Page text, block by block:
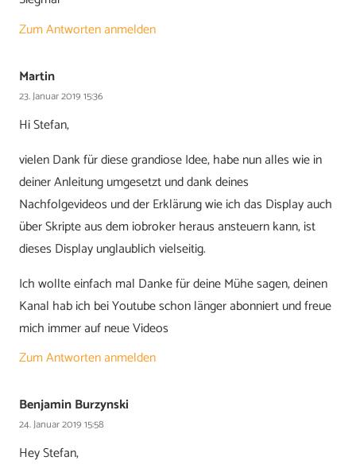
Zum Antworten anmelden
Martin
23. Januar 2019 15:36
Hi Stefan,
vielen Dank für diese grandiose Idee, habe nun alles wie in
deiner Anleitung umgesetzt und dank deines
Nachfolgevideos und der Erklärung wie ich das Display auch
über Skripte aus dem iobroker heraus ansteuern kann, ist
dieses Display unglaublich vielseitig.
Ich wollte einfach mal Danke für deine Mühe sagen, deinen
Kanal hab ich bei Youtube schon länger abonniert und freue
mich immer auf neue Videos
Zum Antworten anmelden
Benjamin Burzynski
24. Januar 2019 15:58
Hey Stefan,